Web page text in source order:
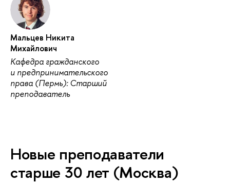
Мальцев Никита
Михайлович
Кафедра гражданского
и предпринимательского
права (Пермь): Старший
преподаватель
Новые преподаватели
старше 30 лет (Москва)